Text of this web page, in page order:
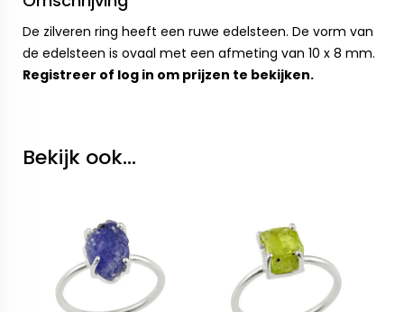
De zilveren ring heeft een ruwe edelsteen. De vorm van
de edelsteen is ovaal met een afmeting van 10 x 8 mm.
Registreer of log in om prijzen te bekijken.
Bekijk ook...